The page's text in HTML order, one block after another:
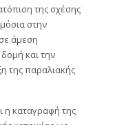
της σχέσης
στην
άμεση
και την
της παραλιακής
η καταγραφή της